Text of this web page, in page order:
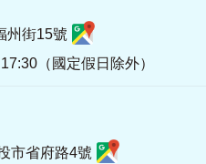
州街15號
（國定假日除外）
市省府路4號